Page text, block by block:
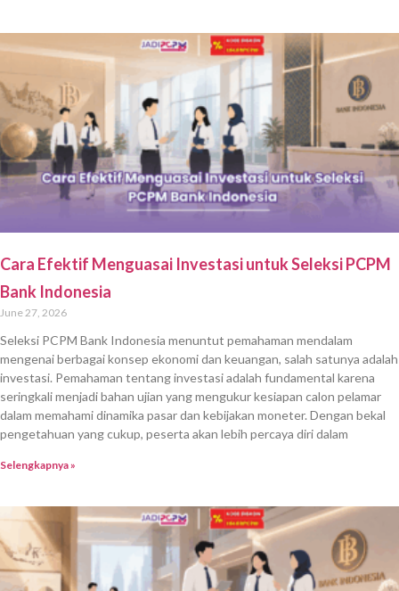
Cara Efektif Menguasai Investasi untuk Seleksi PCPM
Bank Indonesia
June 27, 2026
Seleksi PCPM Bank Indonesia menuntut pemahaman mendalam
mengenai berbagai konsep ekonomi dan keuangan, salah satunya adalah
investasi. Pemahaman tentang investasi adalah fundamental karena
seringkali menjadi bahan ujian yang mengukur kesiapan calon pelamar
dalam memahami dinamika pasar dan kebijakan moneter. Dengan bekal
pengetahuan yang cukup, peserta akan lebih percaya diri dalam
Selengkapnya »